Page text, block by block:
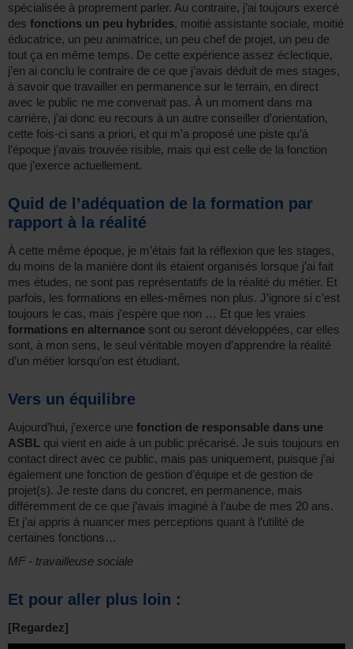
spécialisée à proprement parler. Au contraire, j’ai toujours exercé
des fonctions un peu hybrides, moitié assistante sociale, moitié
éducatrice, un peu animatrice, un peu chef de projet, un peu de
tout ça en même temps. De cette expérience assez éclectique,
j’en ai conclu le contraire de ce que j’avais déduit de mes stages,
à savoir que travailler en permanence sur le terrain, en direct
avec le public ne me convenait pas. À un moment dans ma
carrière, j’ai donc eu recours à un autre conseiller d’orientation,
cette fois-ci sans a priori, et qui m’a proposé une piste qu’à
l’époque j’avais trouvée risible, mais qui est celle de la fonction
que j’exerce actuellement.
Quid de l’adéquation de la formation par
rapport à la réalité
À cette même époque, je m’étais fait la réflexion que les stages,
du moins de la manière dont ils étaient organisés lorsque j’ai fait
mes études, ne sont pas représentatifs de la réalité du métier. Et
parfois, les formations en elles-mêmes non plus. J’ignore si c’est
toujours le cas, mais j’espère que non … Et que les vraies
formations en alternance sont ou seront développées, car elles
sont, à mon sens, le seul véritable moyen d’apprendre la réalité
d’un métier lorsqu’on est étudiant.
Vers un équilibre
Aujourd’hui, j’exerce une fonction de responsable dans une
ASBL qui vient en aide à un public précarisé. Je suis toujours en
contact direct avec ce public, mais pas uniquement, puisque j’ai
également une fonction de gestion d’équipe et de gestion de
projet(s). Je reste dans du concret, en permanence, mais
différemment de ce que j’avais imaginé à l’aube de mes 20 ans.
Et j’ai appris à nuancer mes perceptions quant à l’utilité de
certaines fonctions…
MF - travailleuse sociale
Et pour aller plus loin :
[Regardez]